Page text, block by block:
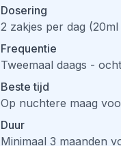
Dosering
2 zakjes per dag (20ml
Frequentie
Tweemaal daags -
Beste tijd
Op nuchtere maag
Duur
Minimaal 3 maanden